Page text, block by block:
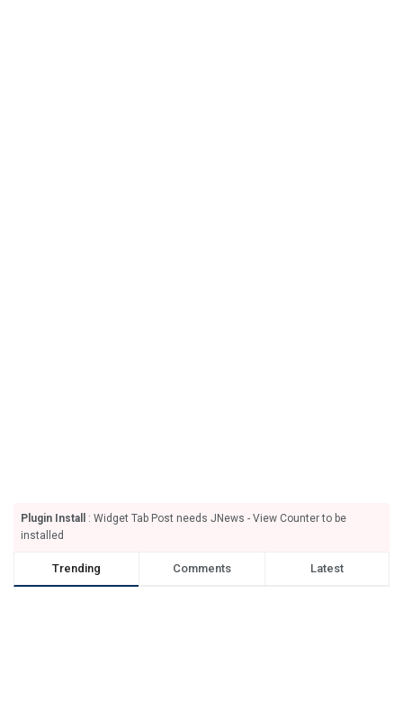
Plugin Install
: Widget Tab Post needs JNews - View Counter to be
installed
Trending Comments Latest